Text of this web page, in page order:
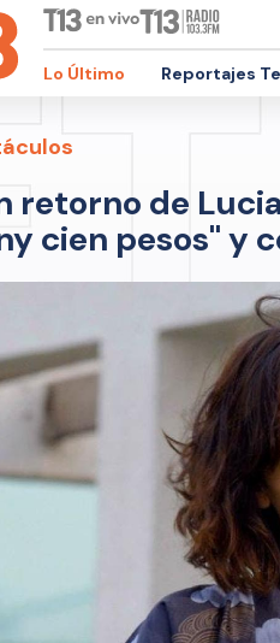
Lo Último Reportajes
retorno de
cien pesos" y